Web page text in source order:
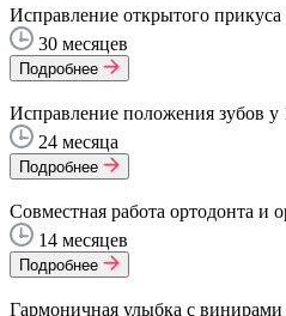
Исправление открытого прикуса
30 месяцев
Подробнее
Исправление положения зубов у
24 месяца
Подробнее
Совместная работа ортодонта и
14 месяцев
Подробнее
Гармоничная улыбка с винирами